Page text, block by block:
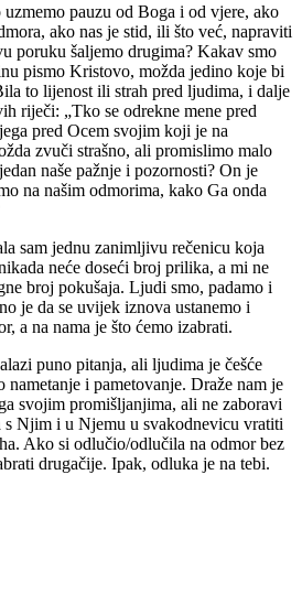
pauzu od Boga i od vjere, ako
ako nas je stid, ili što već, napraviti
poruku šaljemo drugima? Kakav smo
pismo Kristovo, možda jedino koje bi
to lijenost ili strah pred ljudima, i dalje
riječi: „Tko se odrekne mene pred
pred Ocem svojim koji je na
zvuči strašno, ali promislimo malo
naše pažnje i pozornosti? On je
na našim odmorima, kako Ga onda
sam jednu zanimljivu rečenicu koja
neće doseći broj prilika, a mi ne
broj pokušaja. Ljudi smo, padamo i
je da se uvijek iznova ustanemo i
a na nama je što ćemo izabrati.
puno pitanja, ali ljudima je češće
nametanje i pametovanje. Draže nam je
svojim promišljanjima, ali ne zaboravi
s Njim i u Njemu u svakodnevicu vratiti
Ako si odlučio/odlučila na odmor bez
drugačije. Ipak, odluka je na tebi.